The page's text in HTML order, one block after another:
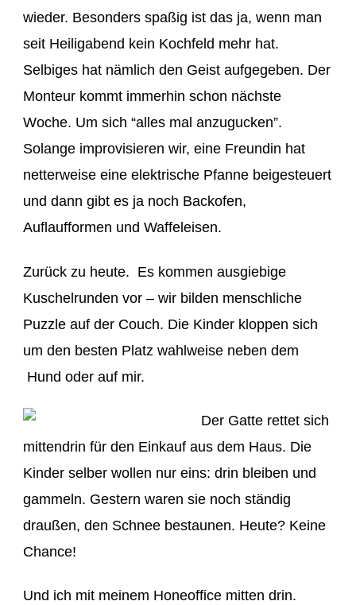
wieder. Besonders spaßig ist das ja, wenn man
seit Heiligabend kein Kochfeld mehr hat.
Selbiges hat nämlich den Geist aufgegeben. Der
Monteur kommt immerhin schon nächste
Woche. Um sich “alles mal anzugucken”.
Solange improvisieren wir, eine Freundin hat
netterweise eine elektrische Pfanne beigesteuert
und dann gibt es ja noch Backofen,
Auflaufformen und Waffeleisen.
Zurück zu heute. Es kommen ausgiebige
Kuschelrunden vor – wir bilden menschliche
Puzzle auf der Couch. Die Kinder kloppen sich
um den besten Platz wahlweise neben dem
Hund oder auf mir.
Der Gatte rettet sich
mittendrin für den Einkauf aus dem Haus. Die
Kinder selber wollen nur eins: drin bleiben und
gammeln. Gestern waren sie noch ständig
draußen, den Schnee bestaunen. Heute? Keine
Chance!
Und ich mit meinem Honeoffice mitten drin.